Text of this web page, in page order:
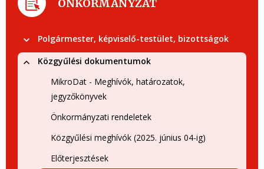
ÖNKORMÁNYZAT
Polgármester, képviselő-testület, bizottságok
Közgyűlési dokumentumok
MikroDat - Meghívók, határozatok,
jegyzőkönyvek
Önkormányzati rendeletek
Közgyűlési meghívók (2025. június 04-ig)
Előterjesztések